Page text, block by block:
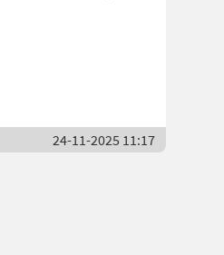
24-11-2025 11:17